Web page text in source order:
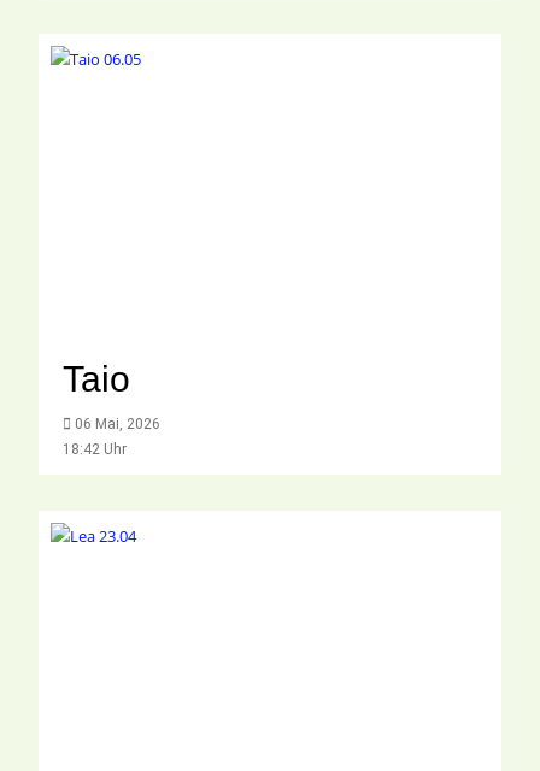
Taio
06 Mai, 2026
18:42 Uhr